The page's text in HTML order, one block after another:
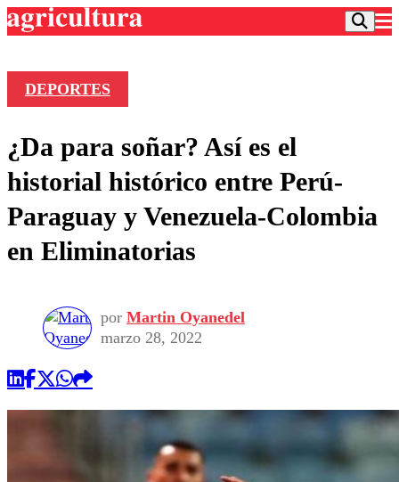
Frecuencias
Agricultura TV
Deportes
Colo Colo
Motor
Torneo Internacional
Torneo Nacional
Entretención
Internacional
Nacional
Vida Social
Programas
Comercial
DEPORTES
¿Da para soñar? Así es el
historial histórico entre Perú-
Paraguay y Venezuela-Colombia
en Eliminatorias
por Martin Oyanedel
marzo 28, 2022